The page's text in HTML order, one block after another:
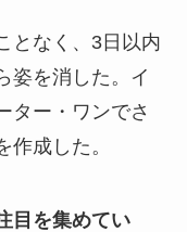
となく、3日以内
姿を消した。イ
ター・ワンでさ
作成した。
目を集めてい